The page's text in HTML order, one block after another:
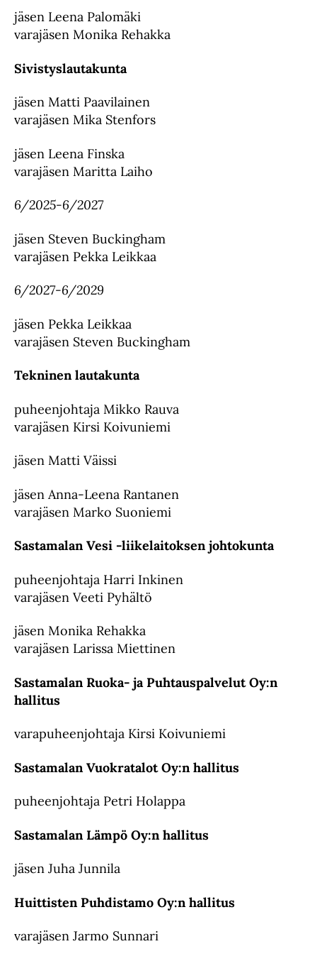
jäsen Leena Palomäki
varajäsen Monika Rehakka
Sivistyslautakunta
jäsen Matti Paavilainen
varajäsen Mika Stenfors
jäsen Leena Finska
varajäsen Maritta Laiho
6/2025-6/2027
jäsen Steven Buckingham
varajäsen Pekka Leikkaa
6/2027-6/2029
jäsen Pekka Leikkaa
varajäsen Steven Buckingham
Tekninen lautakunta
puheenjohtaja Mikko Rauva
varajäsen Kirsi Koivuniemi
jäsen Matti Väissi
jäsen Anna-Leena Rantanen
varajäsen Marko Suoniemi
Sastamalan Vesi -liikelaitoksen johtokunta
puheenjohtaja Harri Inkinen
varajäsen Veeti Pyhältö
jäsen Monika Rehakka
varajäsen Larissa Miettinen
Sastamalan Ruoka- ja Puhtauspalvelut Oy:n
hallitus
varapuheenjohtaja Kirsi Koivuniemi
Sastamalan Vuokratalot Oy:n hallitus
puheenjohtaja Petri Holappa
Sastamalan Lämpö Oy:n hallitus
jäsen Juha Junnila
Huittisten Puhdistamo Oy:n hallitus
varajäsen Jarmo Sunnari